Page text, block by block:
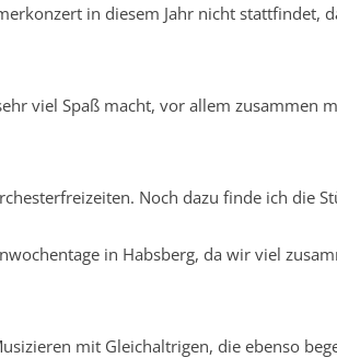
in diesem Jahr nicht stattfindet,
viel Spaß macht, vor allem zusammen
Noch dazu finde ich die
in Habsberg, da wir viel
mit Gleichaltrigen, die ebenso